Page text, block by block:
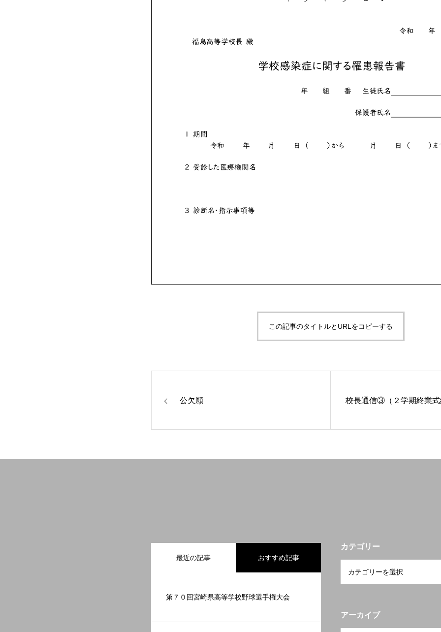
オープンスクール
この記事のタイトルとURLをコピーする
公欠願 校長通信③（２学期終業
最近の記事 おすすめ記事
第７０回宮崎県高等学校野球選手権大会
カテゴリー
アーカイブ